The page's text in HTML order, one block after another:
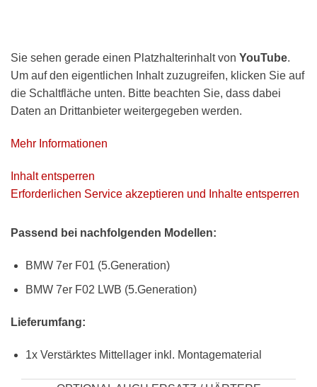
Sie sehen gerade einen Platzhalterinhalt von YouTube.
Um auf den eigentlichen Inhalt zuzugreifen, klicken Sie auf
die Schaltfläche unten. Bitte beachten Sie, dass dabei
Daten an Drittanbieter weitergegeben werden.
Mehr Informationen
Inhalt entsperren
Erforderlichen Service akzeptieren und Inhalte entsperren
Passend bei nachfolgenden Modellen:
BMW 7er F01 (5.Generation)
BMW 7er F02 LWB (5.Generation)
Lieferumfang:
1x Verstärktes Mittellager inkl. Montagematerial